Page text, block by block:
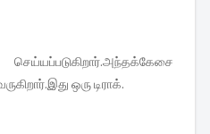
ஒரு டிராக்.